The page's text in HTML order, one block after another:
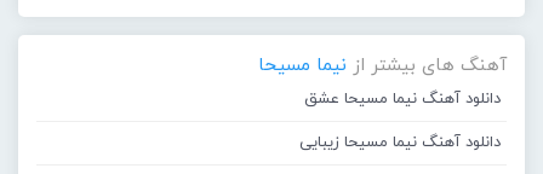
آهنگ های بیشتر از نیما مسیحا
دانلود آهنگ نیما مسیحا عشق
دانلود آهنگ نیما مسیحا زیبایی